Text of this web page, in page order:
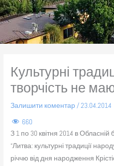
Культурні
творчість не
Залишити коментар/23.04.2014
660
З 1 по 30 квітня 2014 в Обласній
“Литва: культурні традиції
річчю від дня народження